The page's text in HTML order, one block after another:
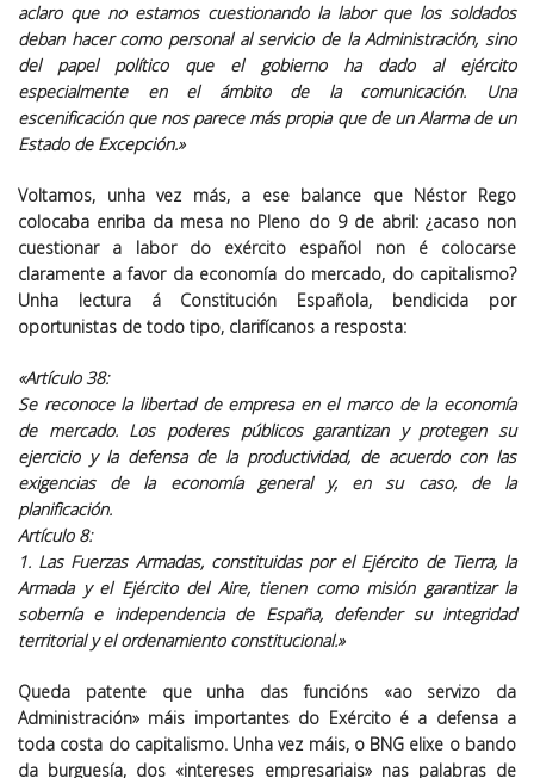
aclaro que no estamos cuestionando la labor que los soldados
deban hacer como personal al servicio de la Administración, sino
del papel político que el gobierno ha dado al ejército
especialmente en el ámbito de la comunicación. Una
escenificación que nos parece más propia que de un Alarma de un
Estado de Excepción.»
Voltamos, unha vez más, a ese balance que Néstor Rego
colocaba enriba da mesa no Pleno do 9 de abril: ¿acaso non
cuestionar a labor do exército español non é colocarse
claramente a favor da economía do mercado, do capitalismo?
Unha lectura á Constitución Española, bendicida por
oportunistas de todo tipo, clarifícanos a resposta:
«Artículo 38:
Se reconoce la libertad de empresa en el marco de la economía
de mercado. Los poderes públicos garantizan y protegen su
ejercicioy la defensa de la productividad, de acuerdo con las
exigencias de la economía general y, en su caso, de la
planificación.
Artículo 8:
1. Las Fuerzas Armadas, constituidas por el Ejército de Tierra, la
Armada y el Ejército del Aire, tienen como misión garantizar la
sobernía e independencia de España, defender su integridad
territorial yel ordenamiento constitucional.»
Queda patente que unha das funcións «ao servizo da
Administración» máis importantes do Exército é a defensa a
toda costa do capitalismo. Unha vez máis, o BNG elixe o bando
da burguesía, dos «intereses empresariais» nas palabras de